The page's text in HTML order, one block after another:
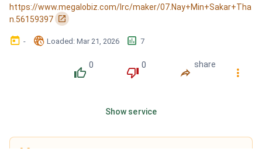
ကြစို့ / ခွဲခွာခြင်းဆိုတဲ့စကား / နားမထောင်ရဲပါ / ချစ်သူရေ
သွားကြ...
https://www.megalobiz.com/lrc/maker/07.Nay+Min+Sakar+Tha
n.56159397 󰏌
󰃶 - 󱉊 Loaded: Mar 21, 2026 󱕎 7
󰔔
0
󰔒
0
󰤲
share
󰇙
Show service